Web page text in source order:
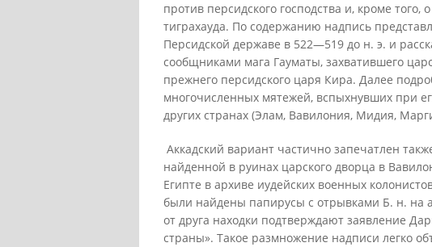
против персидского господства и, кроме
тиграхауда. По содержанию надпись
Персидской державе в 522—519 до н. э. и
сообщниками мага Гауматы, захватившего
прежнего персидского царя Кира. Далее
многочисленных мятежей, вспыхнувших при
других странах (Элам, Вавилония, Мидия,
Аккадский вариант частично запечатлен
найденной в руинах цар­ского дворца в
Египте в архиве иудейских военных
были найдены папирусы с отрывками Б. н. на
от друга находки подтверждают заявление
страны». Такое размножение надписи легко